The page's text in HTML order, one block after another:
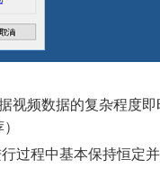
视频数据的复杂程度
过程中基本保持恒定